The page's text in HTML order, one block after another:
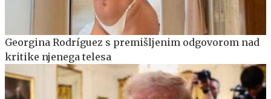
Georgina Rodríguez s premišljenim odgovorom nad
kritike njenega telesa